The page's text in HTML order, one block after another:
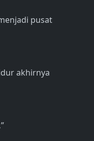
pusat
akhirnya